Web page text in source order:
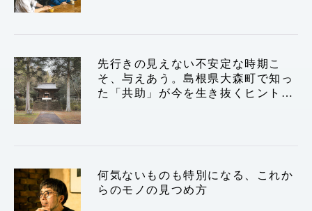
先行きの見えない不安定な時期こ
そ、与えあう。島根県大森町で知っ
た「共助」が今を生き抜くヒントか
何気ないものも特別になる、これか
らのモノの見つめ方